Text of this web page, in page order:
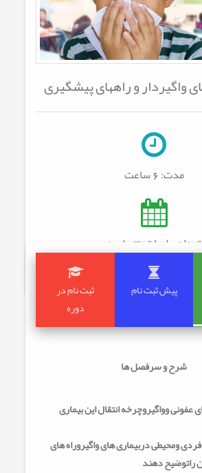
واگیردار و راههای پیشگیری
مدت:6 ساعت
تعداد جلسات: 3 جلسه
پیش ثبت نام
ثبت نام در
دوره
شرح و سرفصل ها
عفونی وواگیروچرخه انتقال این بیماری
ومحیطی دربیماری های واگیروراه های
راتوضیح دهند